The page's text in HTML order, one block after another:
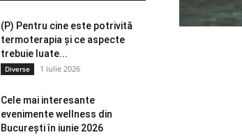
(P) Pentru cine este potrivită
termoterapia și ce aspecte
trebuie luate...
Diverse 1 iulie 2026
Cele mai interesante
evenimente wellness din
București în iunie 2026